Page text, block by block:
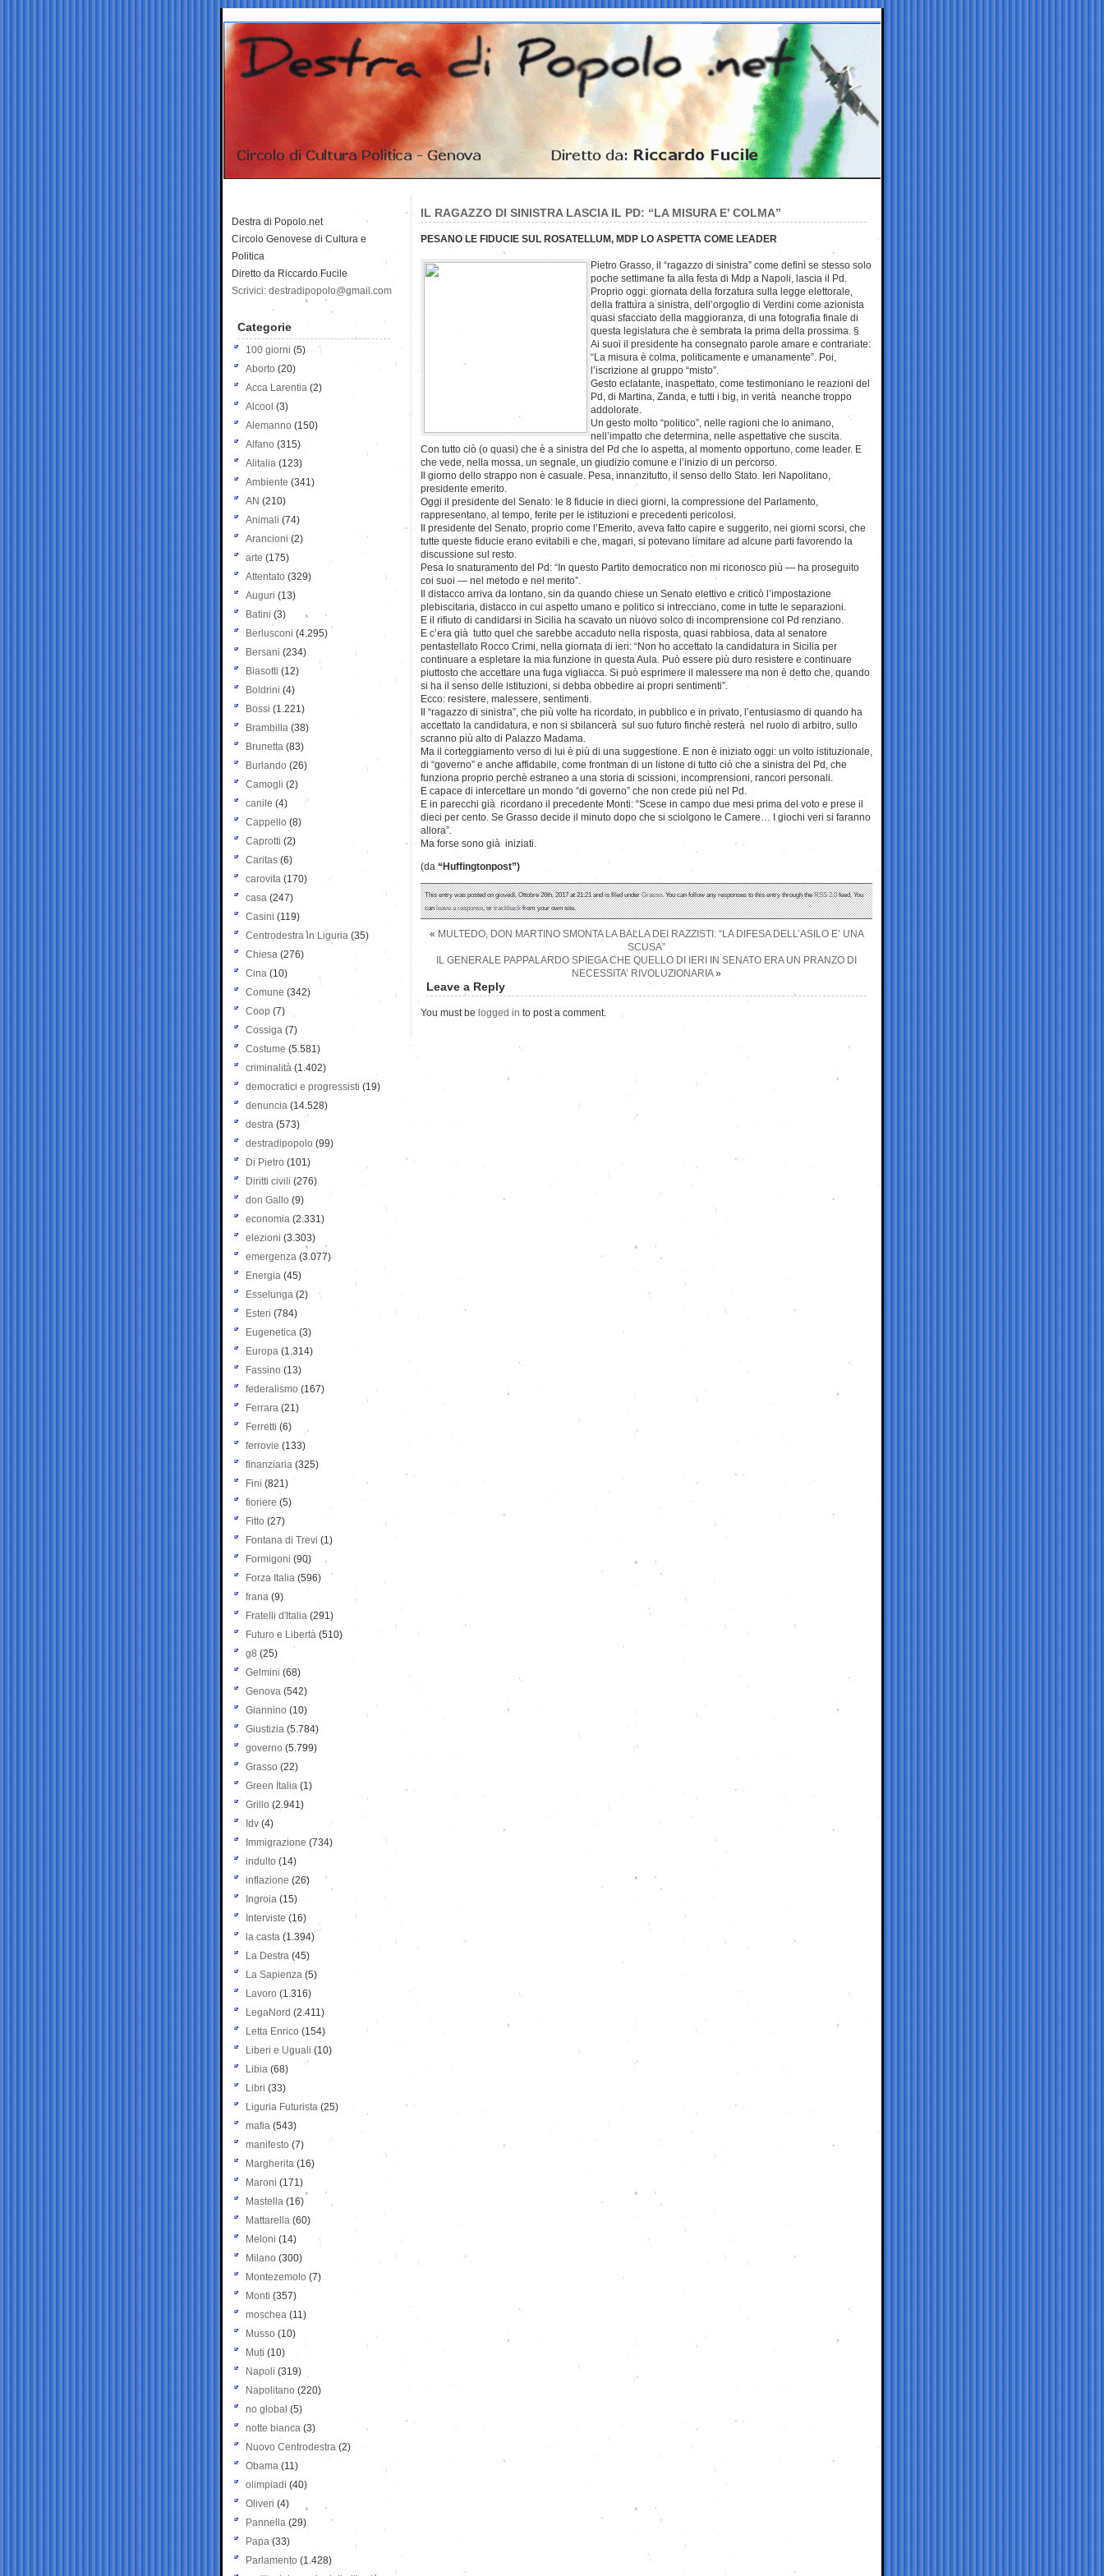
IL RAGAZZO DI SINISTRA LASCIA IL PD: “LA MISURA E’ COLMA”
PESANO LE FIDUCIE SUL ROSATELLUM, MDP LO ASPETTA COME LEADER
Pietro Grasso, il “ragazzo di sinistra” come definì se stesso solo
poche settimane fa alla festa di Mdp a Napoli, lascia il Pd.
Proprio oggi: giornata della forzatura sulla legge elettorale,
della frattura a sinistra, dell’orgoglio di Verdini come azionista
quasi sfacciato della maggioranza, di una fotografia finale di
questa legislatura che è sembrata la prima della prossima. §
Ai suoi il presidente ha consegnato parole amare e contrariate:
“La misura è colma, politicamente e umanamente”. Poi,
l’iscrizione al gruppo “misto”.
Gesto eclatante, inaspettato, come testimoniano le reazioni del
Pd, di Martina, Zanda, e tutti i big, in verità neanche troppo
addolorate.
Un gesto molto “politico”, nelle ragioni che lo animano,
nell’impatto che determina, nelle aspettative che suscita.
Con tutto ciò (o quasi) che è a sinistra del Pd che lo aspetta, al momento opportuno, come leader. E
che vede, nella mossa, un segnale, un giudizio comune e l’inizio di un percorso.
Il giorno dello strappo non è casuale. Pesa, innanzitutto, il senso dello Stato. Ieri Napolitano,
presidente emerito.
Oggi il presidente del Senato: le 8 fiducie in dieci giorni, la compressione del Parlamento,
rappresentano, al tempo, ferite per le istituzioni e precedenti pericolosi.
Il presidente del Senato, proprio come l’Emerito, aveva fatto capire e suggerito, nei giorni scorsi, che
tutte queste fiducie erano evitabili e che, magari, si potevano limitare ad alcune parti favorendo la
discussione sul resto.
Pesa lo snaturamento del Pd: “In questo Partito democratico non mi riconosco più — ha proseguito
coi suoi — nel metodo e nel merito”.
Il distacco arriva da lontano, sin da quando chiese un Senato elettivo e criticò l’impostazione
plebiscitaria, distacco in cui aspetto umano e politico si intrecciano, come in tutte le separazioni.
E il rifiuto di candidarsi in Sicilia ha scavato un nuovo solco di incomprensione col Pd renziano.
E c’era già tutto quel che sarebbe accaduto nella risposta, quasi rabbiosa, data al senatore
pentastellato Rocco Crimi, nella giornata di ieri: “Non ho accettato la candidatura in Sicilia per
continuare a espletare la mia funzione in questa Aula. Può essere più duro resistere e continuare
piuttosto che accettare una fuga vigliacca. Si può esprimere il malessere ma non è detto che, quando
si ha il senso delle istituzioni, si debba obbedire ai propri sentimenti”.
Ecco: resistere, malessere, sentimenti.
Il “ragazzo di sinistra”, che più volte ha ricordato, in pubblico e in privato, l’entusiasmo di quando ha
accettato la candidatura, e non si sbilancerà sul suo futuro finchè resterà nel ruolo di arbitro, sullo
scranno più alto di Palazzo Madama.
Ma il corteggiamento verso di lui è più di una suggestione. E non è iniziato oggi: un volto istituzionale,
di “governo” e anche affidabile, come frontman di un listone di tutto ciò che a sinistra del Pd, che
funziona proprio perchè estraneo a una storia di scissioni, incomprensioni, rancori personali.
E capace di intercettare un mondo “di governo” che non crede più nel Pd.
E in parecchi già ricordano il precedente Monti: “Scese in campo due mesi prima del voto e prese il
dieci per cento. Se Grasso decide il minuto dopo che si sciolgono le Camere… I giochi veri si faranno
allora”.
Ma forse sono già iniziati.
(da “Huffingtonpost”)
This entry was posted on giovedì, Ottobre 26th, 2017 at 21:21 and is filed underGrasso. You can follow any responses to this entry through theRSS 2.0feed. You
canleave a response, ortrackbackfrom your own site.
« MULTEDO, DON MARTINO SMONTA LA BALLA DEI RAZZISTI: “LA DIFESA DELL’ASILO E’ UNA
SCUSA”
IL GENERALE PAPPALARDO SPIEGA CHE QUELLO DI IERI IN SENATO ERA UN PRANZO DI
NECESSITA’ RIVOLUZIONARIA»
Leave a Reply
You must be logged in to post a comment.
Destra di Popolo.net
Circolo Genovese di Cultura e
Politica
Diretto da Riccardo Fucile
Scrivici: destradipopolo@gmail.com
Categorie
100 giorni (5)
Aborto (20)
Acca Larentia (2)
Alcool (3)
Alemanno (150)
Alfano (315)
Alitalia (123)
Ambiente (341)
AN (210)
Animali (74)
Arancioni (2)
arte (175)
Attentato (329)
Auguri (13)
Batini (3)
Berlusconi (4.295)
Bersani (234)
Biasotti (12)
Boldrini (4)
Bossi (1.221)
Brambilla (38)
Brunetta (83)
Burlando (26)
Camogli (2)
canile (4)
Cappello (8)
Caprotti (2)
Caritas (6)
carovita (170)
casa (247)
Casini (119)
Centrodestra in Liguria (35)
Chiesa (276)
Cina (10)
Comune (342)
Coop (7)
Cossiga (7)
Costume (5.581)
criminalità (1.402)
democratici e progressisti (19)
denuncia (14.528)
destra (573)
destradipopolo (99)
Di Pietro (101)
Diritti civili (276)
don Gallo (9)
economia (2.331)
elezioni (3.303)
emergenza (3.077)
Energia (45)
Esselunga (2)
Esteri (784)
Eugenetica (3)
Europa (1.314)
Fassino (13)
federalismo (167)
Ferrara (21)
Ferretti (6)
ferrovie (133)
finanziaria (325)
Fini (821)
fioriere (5)
Fitto (27)
Fontana di Trevi (1)
Formigoni (90)
Forza Italia (596)
frana (9)
Fratelli d'Italia (291)
Futuro e Libertà (510)
g8 (25)
Gelmini (68)
Genova (542)
Giannino (10)
Giustizia (5.784)
governo (5.799)
Grasso (22)
Green Italia (1)
Grillo (2.941)
Idv (4)
Immigrazione (734)
indulto (14)
inflazione (26)
Ingroia (15)
Interviste (16)
la casta (1.394)
La Destra (45)
La Sapienza (5)
Lavoro (1.316)
LegaNord (2.411)
Letta Enrico (154)
Liberi e Uguali (10)
Libia (68)
Libri (33)
Liguria Futurista (25)
mafia (543)
manifesto (7)
Margherita (16)
Maroni (171)
Mastella (16)
Mattarella (60)
Meloni (14)
Milano (300)
Montezemolo (7)
Monti (357)
moschea (11)
Musso (10)
Muti (10)
Napoli (319)
Napolitano (220)
no global (5)
notte bianca (3)
Nuovo Centrodestra (2)
Obama (11)
olimpiadi (40)
Oliveri (4)
Pannella (29)
Papa (33)
Parlamento (1.428)